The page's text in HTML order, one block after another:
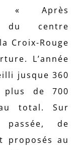
Après
du centre
Croix-Rouge
L’année
jusque 360
de 700
total. Sur
passée, de
proposés au